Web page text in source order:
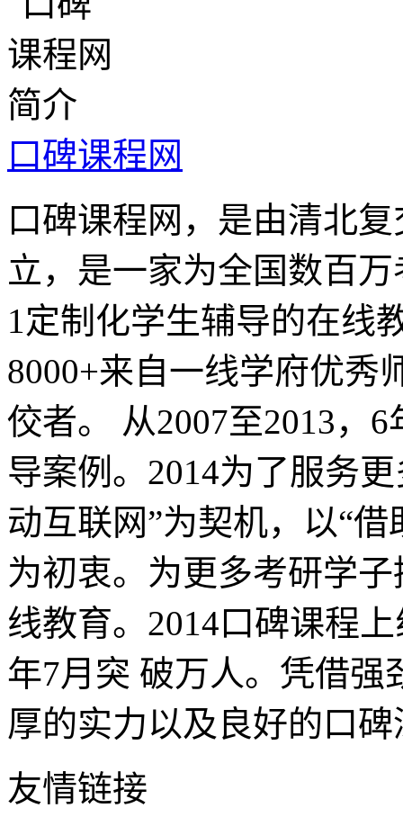
口碑课程网
口碑课程网，是由清北
立，是一家为全国数百
1定制化学生辅导的在线
8000+来自一线学府优秀
佼者。 从2007至2013，
导案例。2014为了服务
动互联网”为契机，以“
为初衷。为更多考研学
线教育。2014口碑课程
年7月突 破万人。凭借
厚的实力以及良好的口
友情链接